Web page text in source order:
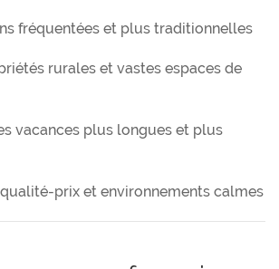
fréquentées et plus traditionnelles
rurales et vastes espaces de
vacances plus longues et plus
prix et environnements calmes